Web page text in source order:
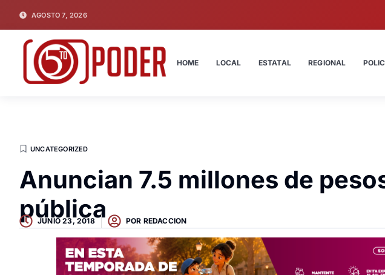
AGOSTO 7, 2026
HOME LOCAL ESTATAL REGIONAL
UNCATEGORIZED
Anuncian 7.5 millones de
pública
JUNIO 23, 2018 POR REDACCION